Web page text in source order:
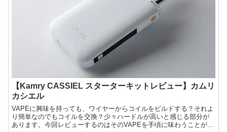
【Kamry CASSIEL スターターキットレビュー】カムリ
カシエル
VAPEに興味を持っても、ワイヤーからコイルをビルドする？それよ
り簡単なのでもコイルを交換？少々ハードルが高いと感じる部分が
あります。今回レビューするのはそのVAPEを手頃に味わうことがで